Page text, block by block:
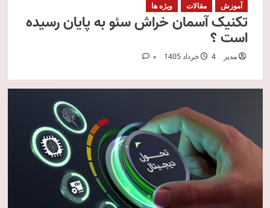
آموزش مقالات ویژه ها
تکنیک آسمان خراش سئو به پایان رسیده
است ؟
مدیر 4 خرداد 1405 0